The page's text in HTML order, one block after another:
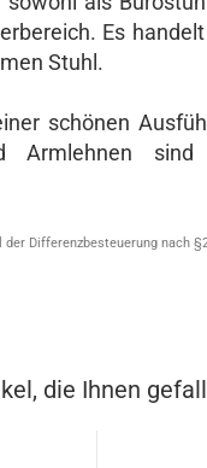
Es
Stuhl.
schönen
Armlehnen sind
Differenzbesteuerung nach
die Ihnen